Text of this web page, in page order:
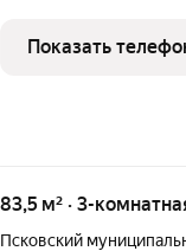
доступности
супермаркеты, аптеки и
Показать
83,5 м² · 3-
Псковский